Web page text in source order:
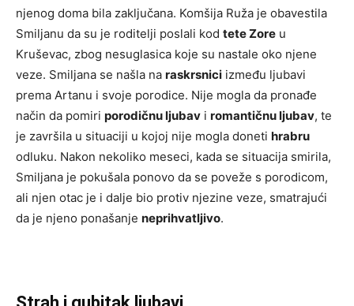
njenog doma bila zaključana. Komšija Ruža je obavestila
Smiljanu da su je roditelji poslali kod tete Zore u
Kruševac, zbog nesuglasica koje su nastale oko njene
veze. Smiljana se našla na raskrsnici između ljubavi
prema Artanu i svoje porodice. Nije mogla da pronađe
način da pomiri porodičnu ljubav i romantičnu ljubav, te
je završila u situaciji u kojoj nije mogla doneti hrabru
odluku. Nakon nekoliko meseci, kada se situacija smirila,
Smiljana je pokušala ponovo da se poveže s porodicom,
ali njen otac je i dalje bio protiv njezine veze, smatrajući
da je njeno ponašanje neprihvatljivo.